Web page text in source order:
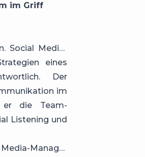
im Griff
Social Media-
eines
Der
im
die Team-
Listening und
Manager